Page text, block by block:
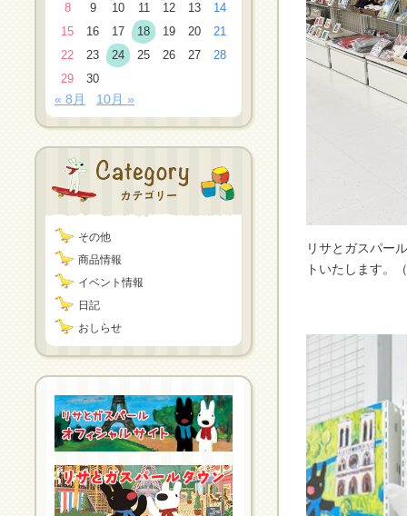
8
9 10 11 12 13
14
15
16 17 18 19 20
21
22
23 24 25 26 27
28
29
30
« 8月 10月 »
その他
商品情報
イベント情報
日記
おしらせ
リサとガスパー
トいた